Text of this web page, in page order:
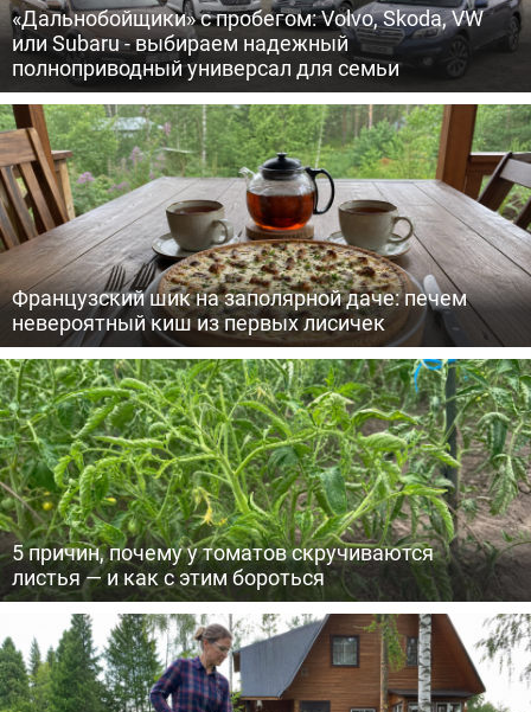
«Дальнобойщики» с пробегом: Volvo, Skoda, VW
или Subaru - выбираем надежный
полноприводный универсал для семьи
Французский шик на заполярной даче: печем
невероятный киш из первых лисичек
5 причин, почему у томатов скручиваются
листья — и как с этим бороться